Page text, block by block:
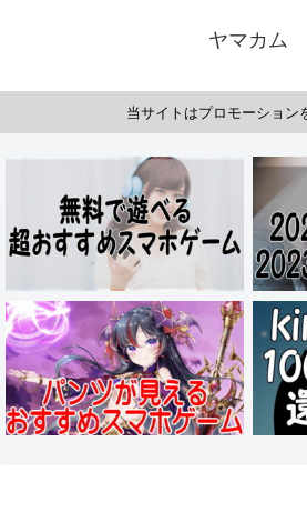
ヤマカム
当サイトはプロモーション